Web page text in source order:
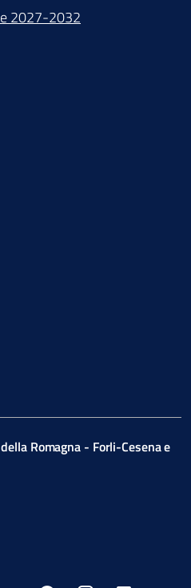
2027-2032
Romagna - Forli-Cesena e